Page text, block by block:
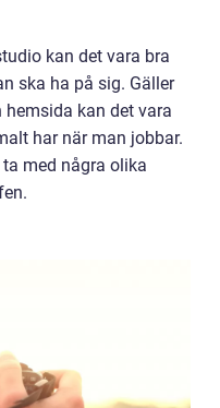
kan det vara bra
ska ha på sig. Gäller
hemsida kan det vara
har när man jobbar.
med några olika